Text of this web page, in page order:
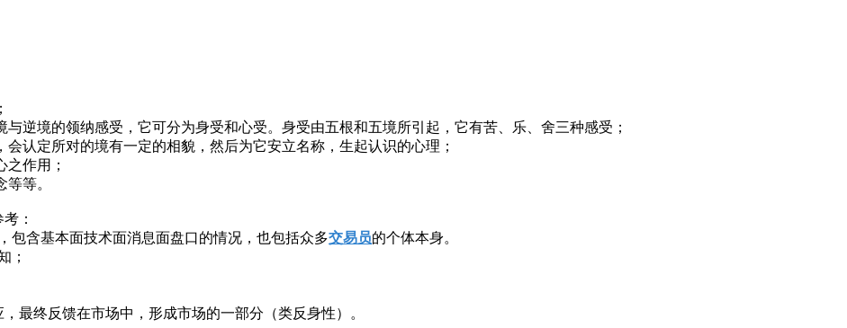
逆境的领纳感受，它可分为身受和心受。身受由五根和五境所引起，它有苦、乐、舍三种感受；
认定所对的境有一定的相貌，然后为它安立名称，生起认识的心理；
之作用；
等。
：
包含基本面技术面消息面盘口的情况，也包括众多交易员的个体本身。
；
，最终反馈在市场中，形成市场的一部分（类反身性）。